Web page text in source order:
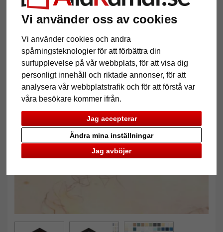
Vi använder oss av cookies
Vi använder cookies och andra
spårningsteknologier för att förbättra din
surfupplevelse på vår webbplats, för att visa dig
personligt innehåll och riktade annonser, för att
analysera vår webbplatstrafik och för att förstå var
våra besökare kommer ifrån.
Jag accepterar
Jag avböjer
Ändra mina inställningar